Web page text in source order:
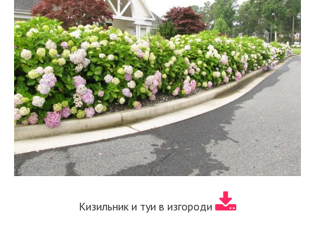
Кизильник и туи в изгороди